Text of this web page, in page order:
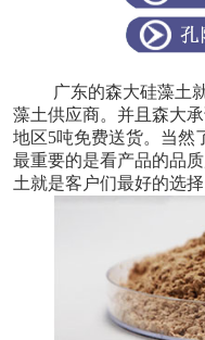
广东的森大硅藻土
藻土供应商。并且森大
地区5吨免费送货。当然
最重要的是看产品的品
土就是客户们最好的选